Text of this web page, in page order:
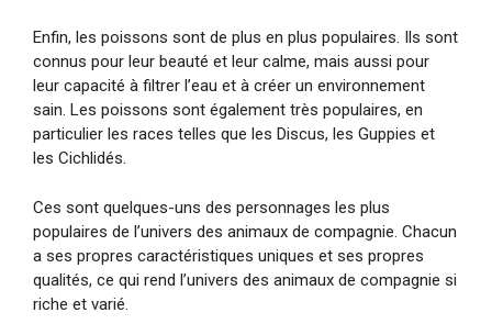
Enfin, les poissons sont de plus en plus populaires. Ils sont
connus pour leur beauté et leur calme, mais aussi pour
leur capacité à filtrer l’eau et à créer un environnement
sain. Les poissons sont également très populaires, en
particulier les races telles que les Discus, les Guppies et
les Cichlidés.
Ces sont quelques-uns des personnages les plus
populaires de l’univers des animaux de compagnie. Chacun
a ses propres caractéristiques uniques et ses propres
qualités, ce qui rend l’univers des animaux de compagnie si
riche et varié.